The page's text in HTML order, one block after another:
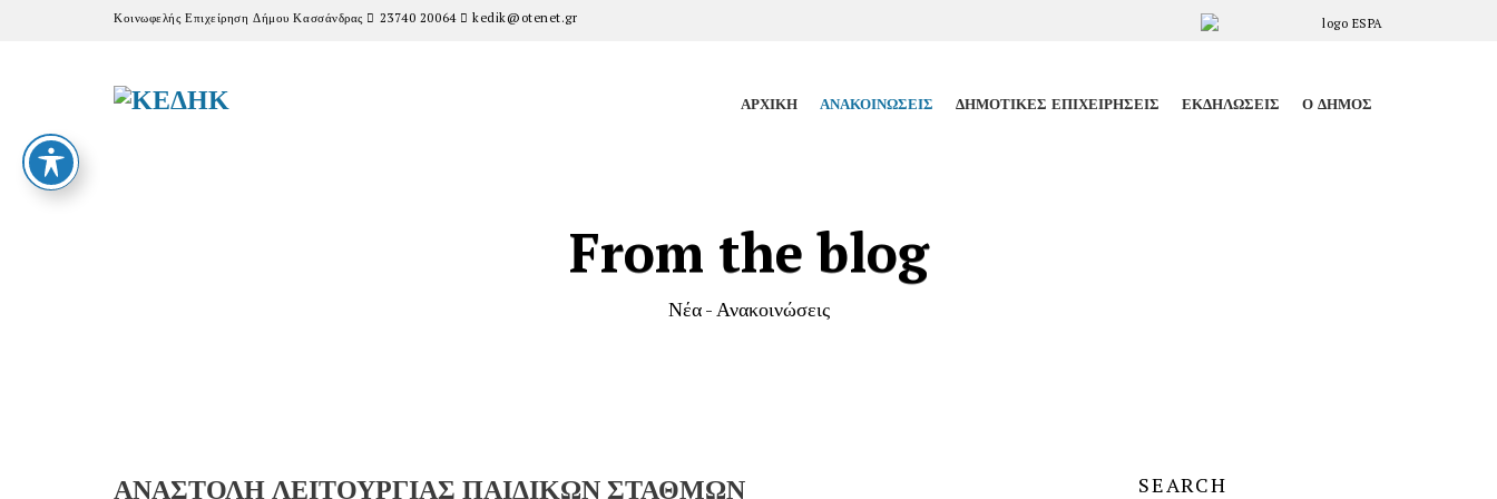
Κοινωφελής Επιχείρηση Δήμου Κασσάνδρας 23740 20064 kedik@otenet.gr
ΑΡΧΙΚΉ ΑΝΑΚΟΙΝΏΣΕΙΣ ΔΗΜΟΤΙΚΈΣ ΕΠΙΧΕΙΡΉΣΕΙΣ ΕΚΔΗΛΏΣΕΙΣ Ο ΔΉΜΟΣ
From the blog
Νέα - Ανακοινώσεις
ΑΝΑΣΤΟΛΗ ΛΕΙΤΟΥΡΓΙΑΣ ΠΑΙΔΙΚΩΝ ΣΤΑΘΜΩΝ SEARCH